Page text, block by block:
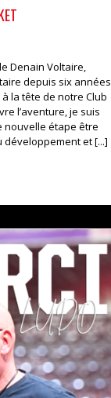
Denain Voltaire,
depuis six années
la tête de notre Club
l’aventure, je suis
nouvelle étape être
et [...]